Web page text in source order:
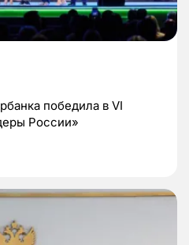
победила в VI
России»